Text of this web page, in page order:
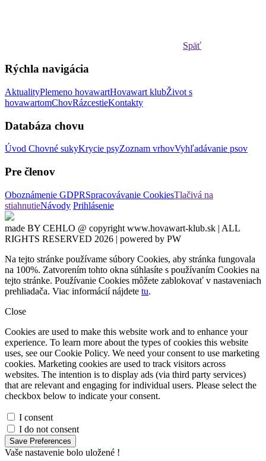
Späť
Rýchla navigácia
AktualityPlemeno hovawartHovawart klubŽivot s
hovawartomChovRázcestieKontakty
Databáza chovu
Úvod Chovné sukyKrycie psyZoznam vrhovVyhľadávanie psov
Pre členov
Oboznámenie GDPRSpracovávanie CookiesTlačivá na
stiahnutieNávody Prihlásenie
made BY CEHLO @ copyright www.hovawart-klub.sk | ALL
RIGHTS RESERVED 2026 | powered by PW
Na tejto stránke používame súbory Cookies, aby stránka fungovala
na 100%. Zatvorením tohto okna súhlasíte s používaním Cookies na
tejto stránke. Používanie Cookies môžete zablokovať v nastaveniach
prehliadača. Viac informácií nájdete tu.
Close
Cookies are used to make this website work and to enhance your
experience. To learn more about the types of cookies this website
uses, see our Cookie Policy. We need your consent to use marketing
cookies. Marketing cookies are used to track visitors across
websites. The intention is to display ads (via third party services)
that are relevant and engaging for individual users. Please select the
checkbox below to indicate your consent.
I consent
I do not consent
Save Preferences
Vaše nastavenie bolo uložené !